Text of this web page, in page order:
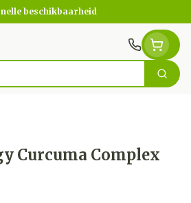
beschikbaarheid
Zoek
Curcuma Complex